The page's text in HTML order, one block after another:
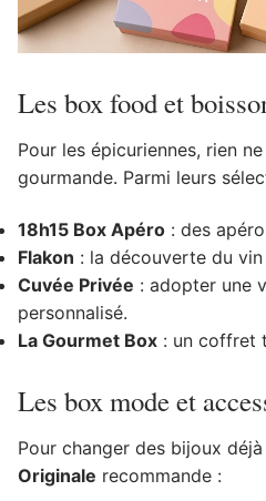
Les box food et
Pour les épicuriennes, rien
gourmande. Parmi leurs
18h15 Box Apéro : des
Flakon : la découverte du
Cuvée Privée : adopter une
personnalisé.
La Gourmet Box : un coffret
Les box mode et
Pour changer des bijoux déjà
Originale recommande :